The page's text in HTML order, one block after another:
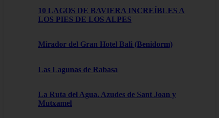
10 LAGOS DE BAVIERA INCREÍBLES A
LOS PIES DE LOS ALPES
Mirador del Gran Hotel Bali (Benidorm)
Las Lagunas de Rabasa
La Ruta del Agua. Azudes de Sant Joan y
Mutxamel